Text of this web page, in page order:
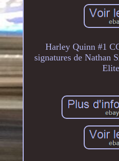
Harley Quinn #1
signatures de Nathan